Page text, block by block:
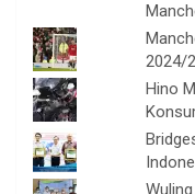
2024/
Hino